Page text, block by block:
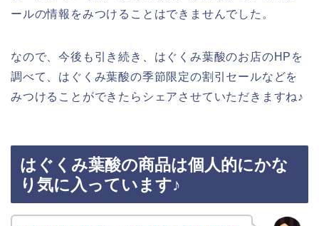
ールの情報をみつけることはできませんでした。
なので、今後も引き続き、はぐくみ葉酸のお店のHPを
調べて、はぐくみ葉酸の季節限定の割引セールなどを
みつけることができたらシェアさせていただきますね♪
はぐくみ葉酸の商品は個人的にかな
り気に入っています♪